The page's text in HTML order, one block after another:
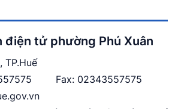
điện tử phường Phú Xuân
TP.Huế
Fax: 02343557575